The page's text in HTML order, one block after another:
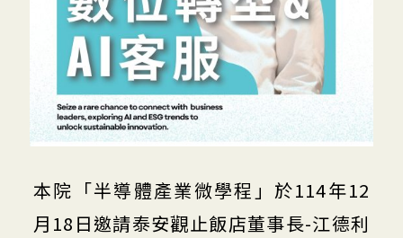
本院「半導體產業微學程」於114年12
月18日邀請泰安觀止飯店董事長-江德利